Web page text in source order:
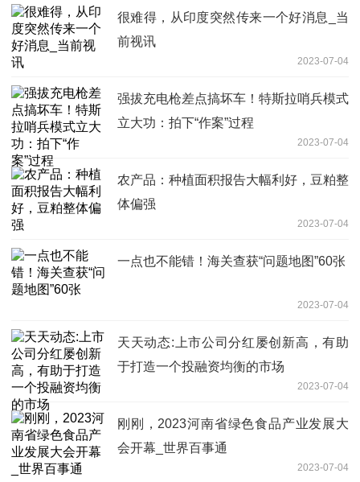
很难得，从印度突然传来一个好消息_当
前视讯
2023-07-04
强拔充电枪差点搞坏车！特斯拉哨兵模式
立大功：拍下“作案”过程
2023-07-04
农产品：种植面积报告大幅利好，豆粕整
体偏强
2023-07-04
一点也不能错！海关查获“问题地图”60张
2023-07-04
天天动态:上市公司分红屡创新高，有助
于打造一个投融资均衡的市场
2023-07-04
刚刚，2023河南省绿色食品产业发展大
会开幕_世界百事通
2023-07-04